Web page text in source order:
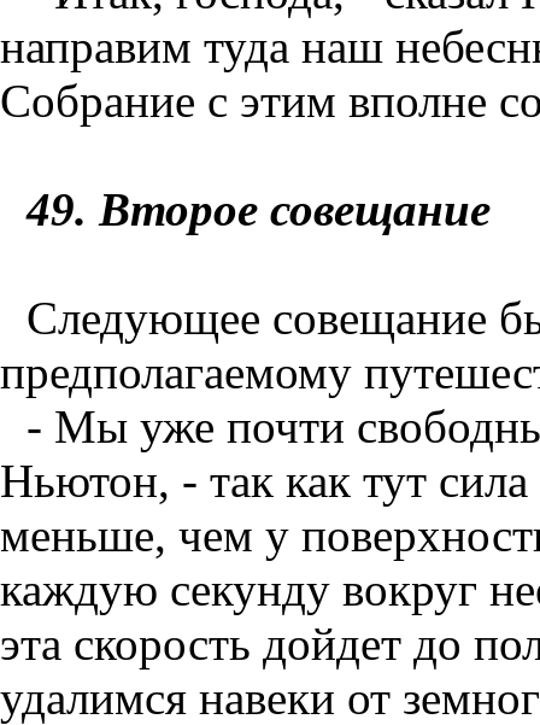
направим туда наш
Собрание с этим вполне
49. Второе совещание
Следующее совещание
предполагаемому
- Мы уже почти
Ньютон, - так как тут сила
меньше, чем у
каждую секунду вокруг
эта скорость дойдет до
удалимся навеки от